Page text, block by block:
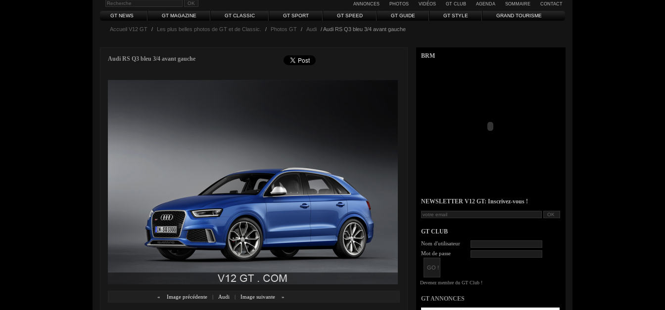
ANNONCES PHOTOS VIDÉOS GT CLUB AGENDA SOMMAIRE CONTACT
GT NEWS GT MAGAZINE GT CLASSIC GT SPORT GT SPEED GT GUIDE GT STYLE GRAND TOURISME
Accueil V12 GT / Les plus belles photos de GT et de Classic. / Photos GT / Audi / Audi RS Q3 bleu 3/4 avant gauche
Audi RS Q3 bleu 3/4 avant gauche
« Image précédente | Audi | Image suivante »
BRM
NEWSLETTER V12 GT: Inscrivez-vous !
GT CLUB
Nom d'utilisateur
Mot de passe
GT ANNONCES